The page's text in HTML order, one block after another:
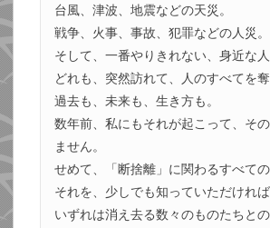
台風、津波、地震などの天災。
戦争、火事、事故、犯罪などの人災。
そして、一番やりきれない、身近な人
どれも、突然訪れて、人のすべてを奪
過去も、未来も、生き方も。
数年前、私にもそれが起こって、そ
ません。
せめて、「断捨離」に関わるすべての
それを、少しでも知っていただければ
いずれは消え去る数々のものたちとの